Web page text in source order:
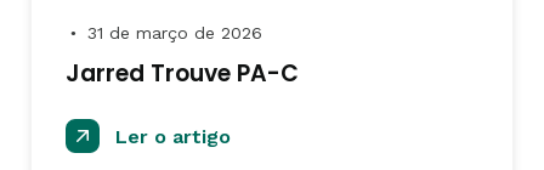
● 31 de março de 2026
Jarred Trouve PA-C
Ler o artigo